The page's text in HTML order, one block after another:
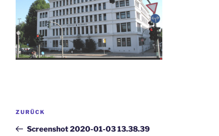
Vorheriger
ZURÜCK
Screenshot 2020-01-03 13.38.39